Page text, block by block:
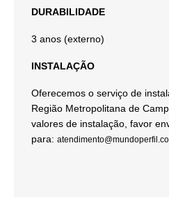
DURABILIDADE
3 anos (externo)
INSTALAÇÃO
Oferecemos o serviço de
Região Metropolitana de
valores de instalação, favor
para: